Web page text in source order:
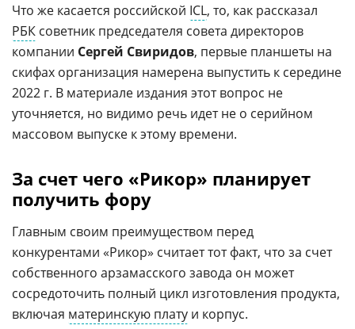
Что же касается российской ICL, то, как рассказал
РБК советник председателя совета директоров
компании Сергей Свиридов, первые планшеты на
скифах организация намерена выпустить к середине
2022 г. В материале издания этот вопрос не
уточняется, но видимо речь идет не о серийном
массовом выпуске к этому времени.
За счет чего «Рикор» планирует
получить фору
Главным своим преимуществом перед
конкурентами «Рикор» считает тот факт, что за счет
собственного арзамасского завода он может
сосредоточить полный цикл изготовления продукта,
включая материнскую плату и корпус.